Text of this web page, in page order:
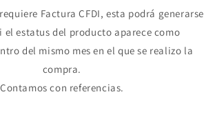
Factura CFDI, esta podrá generarse
el estatus del producto aparece como
del mismo mes en el que se realizo la
compra.
Contamos con referencias.